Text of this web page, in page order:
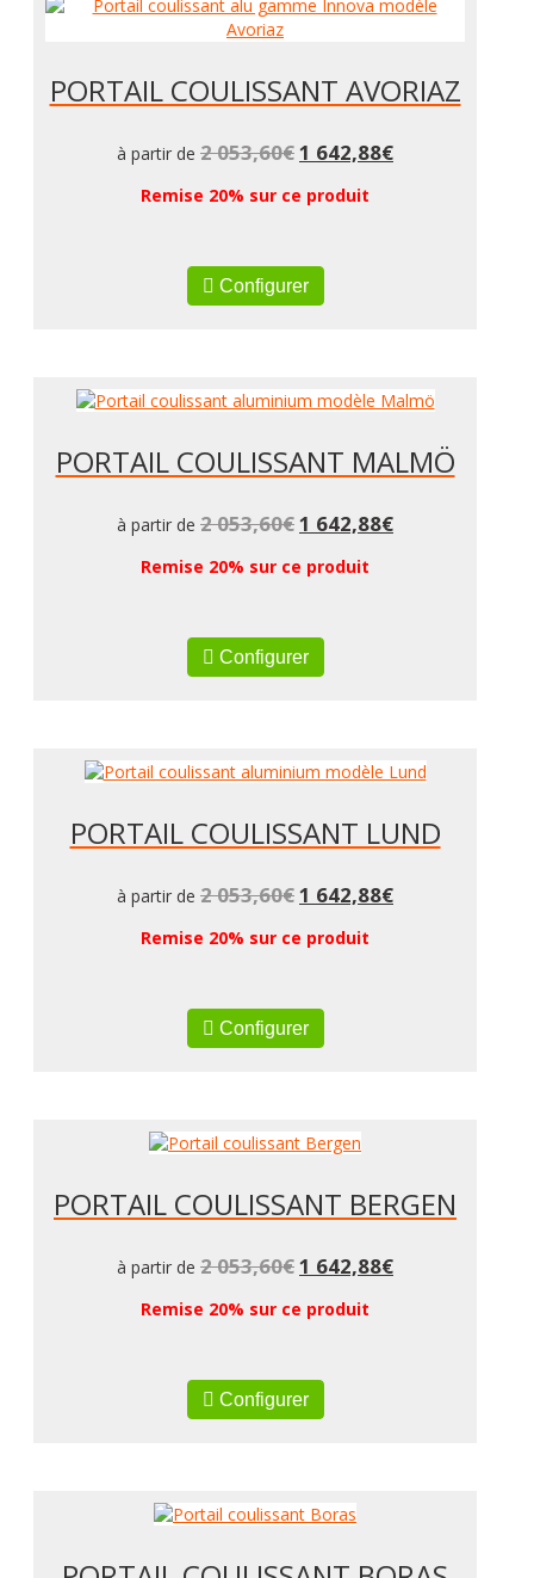
PORTAIL COULISSANT AVORIAZ
à partir de 2 053,60€1 642,88€
Remise 20% sur ce produit
Configurer
PORTAIL COULISSANT MALMÖ
à partir de 2 053,60€1 642,88€
Remise 20% sur ce produit
Configurer
PORTAIL COULISSANT LUND
à partir de 2 053,60€1 642,88€
Remise 20% sur ce produit
Configurer
PORTAIL COULISSANT BERGEN
à partir de 2 053,60€1 642,88€
Remise 20% sur ce produit
Configurer